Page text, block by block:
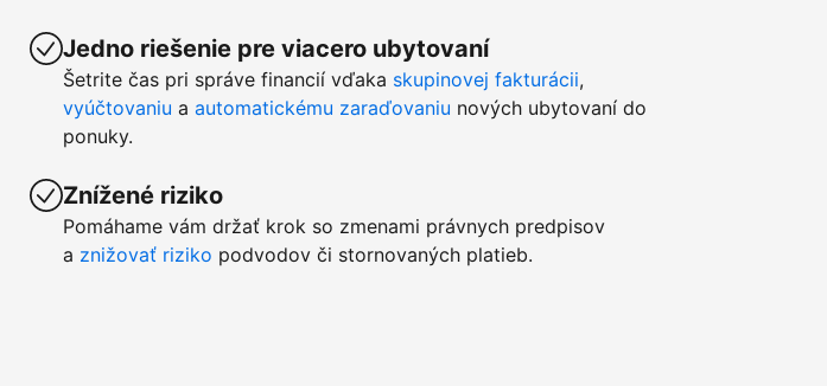
Jedno riešenie pre viacero ubytovaní
Šetrite čas pri správe financií vďaka skupinovej fakturácii,
vyúčtovaniu a automatickému zaraďovaniu nových ubytovaní do
ponuky.
Znížené riziko
Pomáhame vám držať krok so zmenami právnych predpisov
a znižovať riziko podvodov či stornovaných platieb.